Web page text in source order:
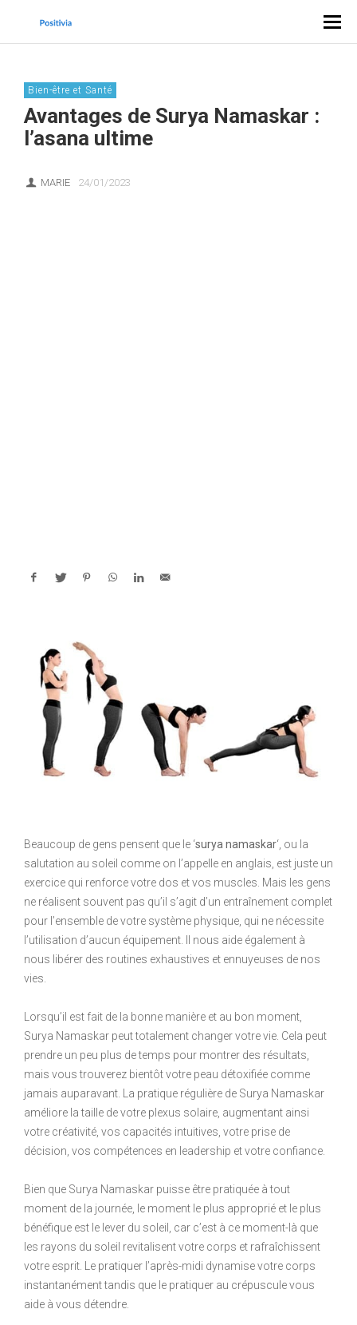
Bien-être et Santé
Avantages de Surya Namaskar :
l’asana ultime
MARIE 24/01/2023
Beaucoup de gens pensent que le ‘surya namaskar‘, ou la
salutation au soleil comme on l’appelle en anglais, est juste un
exercice qui renforce votre dos et vos muscles. Mais les gens
ne réalisent souvent pas qu’il s’agit d’un entraînement complet
pour l’ensemble de votre système physique, qui ne nécessite
l’utilisation d’aucun équipement. Il nous aide également à
nous libérer des routines exhaustives et ennuyeuses de nos
vies.
Lorsqu’il est fait de la bonne manière et au bon moment,
Surya Namaskar peut totalement changer votre vie. Cela peut
prendre un peu plus de temps pour montrer des résultats,
mais vous trouverez bientôt votre peau détoxifiée comme
jamais auparavant. La pratique régulière de Surya Namaskar
améliore la taille de votre plexus solaire, augmentant ainsi
votre créativité, vos capacités intuitives, votre prise de
décision, vos compétences en leadership et votre confiance.
Bien que Surya Namaskar puisse être pratiquée à tout
moment de la journée, le moment le plus approprié et le plus
bénéfique est le lever du soleil, car c’est à ce moment-là que
les rayons du soleil revitalisent votre corps et rafraîchissent
votre esprit. Le pratiquer l’après-midi dynamise votre corps
instantanément tandis que le pratiquer au crépuscule vous
aide à vous détendre.